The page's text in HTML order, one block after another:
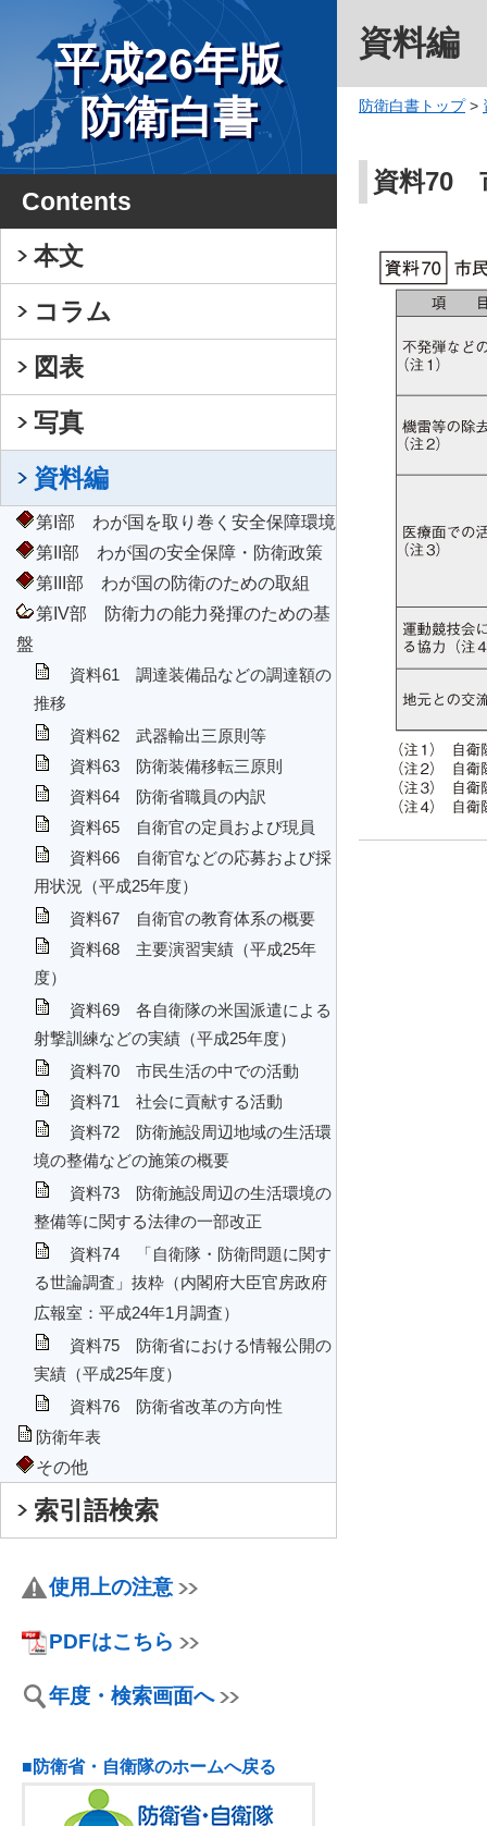
平成26年版
防衛白書
Contents
本文
コラム
図表
写真
資料編
第I部 わが国を取り巻く安全保障環境
第II部 わが国の安全保障・防衛政策
第III部 わが国の防衛のための取組
第IV部 防衛力の能力発揮のための基
盤
資料61 調達装備品などの調達額の
推移
資料62 武器輸出三原則等
資料63 防衛装備移転三原則
資料64 防衛省職員の内訳
資料65 自衛官の定員および現員
資料66 自衛官などの応募および採
用状況（平成25年度）
資料67 自衛官の教育体系の概要
資料68 主要演習実績（平成25年
度）
資料69 各自衛隊の米国派遣による
射撃訓練などの実績（平成25年度）
資料70 市民生活の中での活動
資料71 社会に貢献する活動
資料72 防衛施設周辺地域の生活環
境の整備などの施策の概要
資料73 防衛施設周辺の生活環境の
整備等に関する法律の一部改正
資料74 「自衛隊・防衛問題に関す
る世論調査」抜粋（内閣府大臣官房政府
広報室：平成24年1月調査）
資料75 防衛省における情報公開の
実績（平成25年度）
資料76 防衛省改革の方向性
防衛年表
その他
索引語検索
使用上の注意
PDFはこちら
年度・検索画面へ
■防衛省・自衛隊のホームへ戻る
資料編
防衛白書トップ>
資料70